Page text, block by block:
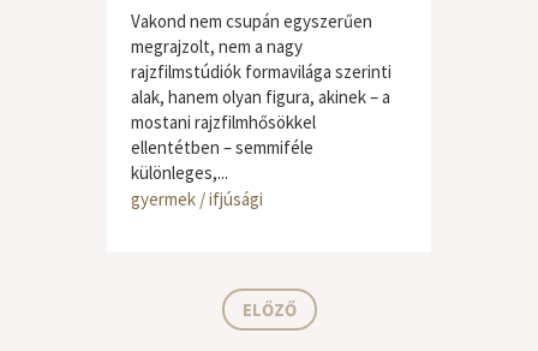
Vakond nem csupán egyszerűen
megrajzolt, nem a nagy
rajzfilmstúdiók formavilága szerinti
alak, hanem olyan figura, akinek – a
mostani rajzfilmhősökkel
ellentétben – semmiféle
különleges,...
gyermek / ifjúsági
ELŐZŐ